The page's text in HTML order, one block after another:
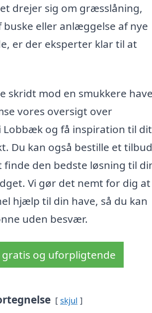
drejer sig om græsslåning,
eller anlæggelse af nye
er der eksperter klar til at
skridt mod en smukkere
vores oversigt over
Lobbæk og få inspiration til dit
Du kan også bestille et tilbud
den bedste løsning til
Vi gør det nemt for dig at
hjælp til din have, så du kan
uden besvær.
gratis og uforpligtende
skjul